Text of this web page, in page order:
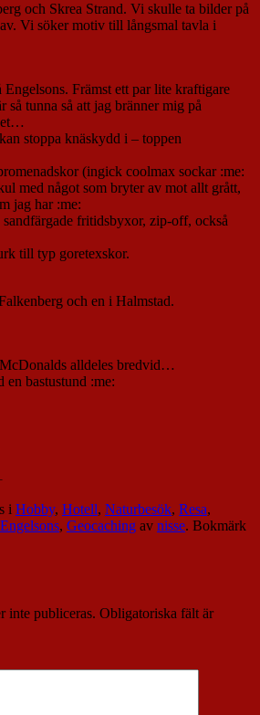
och Skrea Strand. Vi skulle ta bilder på
Vi söker motiv till långsmal tavla i
Främst ett par lite kraftigare
så tunna så att jag bränner mig på
stoppa knäskydd i – toppen
(ingick coolmax sockar :me:
med något som bryter av mot allt grått,
jag har :me:
fritidsbyxor, zip-off, också
till typ goretexskor.
och en i Halmstad.
alldeles bredvid…
en bastustund :me:
i Hobby, Hotell, Naturbesök, Resa,
Engelsons, Geocaching av nisse. Bokmärk
inte publiceras. Obligatoriska fält är